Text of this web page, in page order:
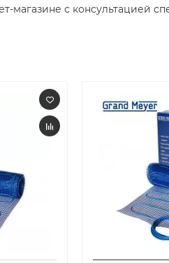
магазине с консультацией